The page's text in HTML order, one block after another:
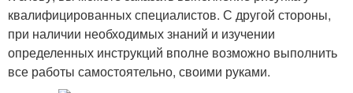
квалифицированных специалистов. С другой стороны,
при наличии необходимых знаний и изучении
определенных инструкций вполне возможно выполнить
все работы самостоятельно, своими руками.